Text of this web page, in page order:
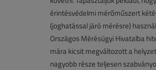
érintésvédelmi mérőműszert
(joghatással járó mérésre)
Országos Mérésügyi Hivatalba
mára kicsit megváltozott a
nagyobb része teljesen